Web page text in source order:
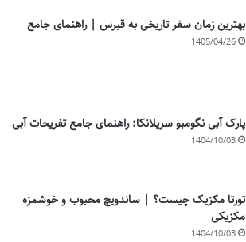
بهترین زمان سفر تاریخی به قبرس | راهنمای جامع
1405/04/26
پارک آبی نگومبو سریلانکا: راهنمای جامع تفریحات آبی
1404/10/03
تورتا مکزیک چیست؟ | ساندویچ محبوب و خوشمزه
مکزیکی
1404/10/03